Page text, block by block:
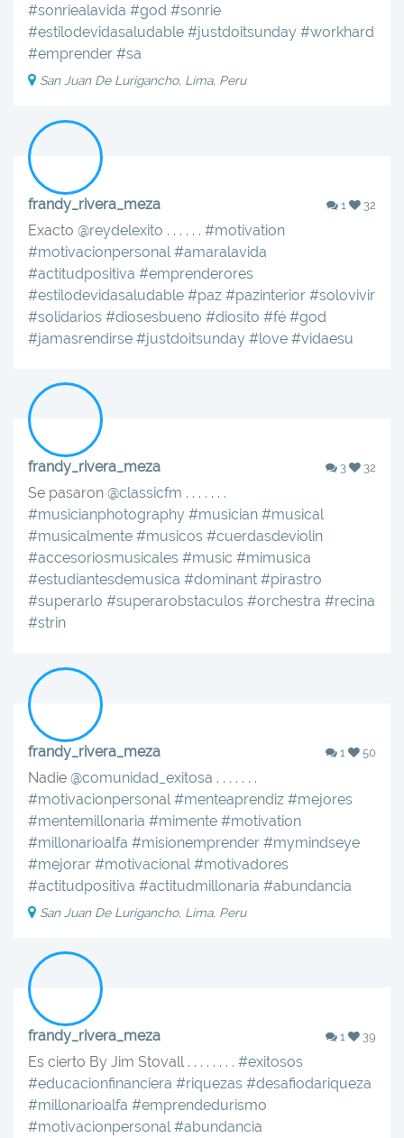
#sonriealavida #god #sonrie
#estilodevidasaludable #justdoitsunday #workhard
#emprender #sa
San Juan De Lurigancho, Lima, Peru
frandy_rivera_meza 1 32
Exacto @reydelexito . . . . . . #motivation
#motivacionpersonal #amaralavida
#actitudpositiva #emprenderores
#estilodevidasaludable #paz #pazinterior #solovivir
#solidarios #diosesbueno #diosito #fé #god
#jamasrendirse #justdoitsunday #love #vidaesu
frandy_rivera_meza 3 32
Se pasaron @classicfm . . . . . . .
#musicianphotography #musician #musical
#musicalmente #musicos #cuerdasdeviolin
#accesoriosmusicales #music #mimusica
#estudiantesdemusica #dominant #pirastro
#superarlo #superarobstaculos #orchestra #recina
#strin
frandy_rivera_meza 1 50
Nadie @comunidad_exitosa . . . . . . .
#motivacionpersonal #menteaprendiz #mejores
#mentemillonaria #mimente #motivation
#millonarioalfa #misionemprender #mymindseye
#mejorar #motivacional #motivadores
#actitudpositiva #actitudmillonaria #abundancia
San Juan De Lurigancho, Lima, Peru
frandy_rivera_meza 1 39
Es cierto By Jim Stovall . . . . . . . . #exitosos
#educacionfinanciera #riquezas #desafiodariqueza
#millonarioalfa #emprendedurismo
#motivacionpersonal #abundancia